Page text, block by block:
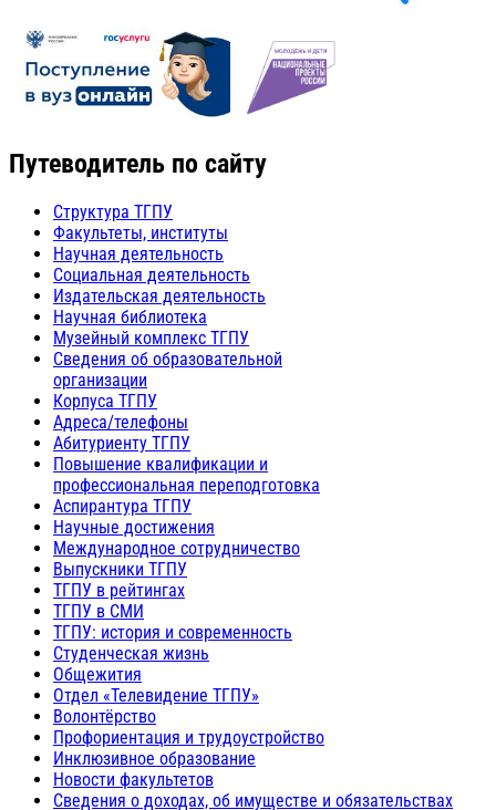
Путеводитель по сайту
Структура ТГПУ
Факультеты, институты
Научная деятельность
Социальная деятельность
Издательская деятельность
Научная библиотека
Музейный комплекс ТГПУ
Сведения об образовательной
организации
Корпуса ТГПУ
Адреса/телефоны
Абитуриенту ТГПУ
Повышение квалификации и
профессиональная переподготовка
Аспирантура ТГПУ
Научные достижения
Международное сотрудничество
Выпускники ТГПУ
ТГПУ в рейтингах
ТГПУ в СМИ
ТГПУ: история и современность
Студенческая жизнь
Общежития
Отдел «Телевидение ТГПУ»
Волонтёрство
Профориентация и трудоустройство
Инклюзивное образование
Новости факультетов
Сведения о доходах, об имуществе и обязательствах